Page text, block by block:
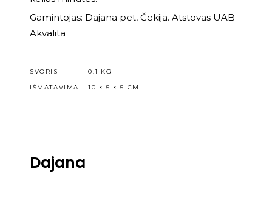
Gamintojas: Dajana pet, Čekija. Atstovas UAB
Akvalita
SVORIS
0.1 KG
IŠMATAVIMAI
10 × 5 × 5 CM
Dajana